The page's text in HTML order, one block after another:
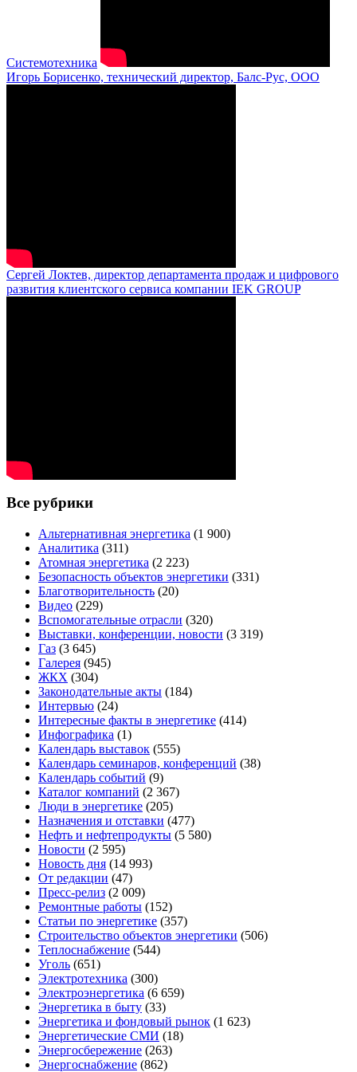
Системотехника
Игорь Борисенко, технический директор, Балс-Рус, ООО
Сергей Локтев, директор департамента продаж и цифрового
развития клиентского сервиса компании IEK GROUP
Все рубрики
Альтернативная энергетика (1 900)
Аналитика (311)
Атомная энергетика (2 223)
Безопасность объектов энергетики (331)
Благотворительность (20)
Видео (229)
Вспомогательные отрасли (320)
Выставки, конференции, новости (3 319)
Газ (3 645)
Галерея (945)
ЖКХ (304)
Законодательные акты (184)
Интервью (24)
Интересные факты в энергетике (414)
Инфографика (1)
Календарь выставок (555)
Календарь семинаров, конференций (38)
Календарь событий (9)
Каталог компаний (2 367)
Люди в энергетике (205)
Назначения и отставки (477)
Нефть и нефтепродукты (5 580)
Новости (2 595)
Новость дня (14 993)
От редакции (47)
Пресс-релиз (2 009)
Ремонтные работы (152)
Статьи по энергетике (357)
Строительство объектов энергетики (506)
Теплоснабжение (544)
Уголь (651)
Электротехника (300)
Электроэнергетика (6 659)
Энергетика в быту (33)
Энергетика и фондовый рынок (1 623)
Энергетические СМИ (18)
Энергосбережение (263)
Энергоснабжение (862)